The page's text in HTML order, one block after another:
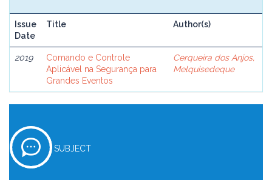
Issue
Date
Title Author(s)
2019
Comando e Controle
Aplicável na Segurança para
Grandes Eventos
Cerqueira dos Anjos,
Melquisedeque
SUBJECT